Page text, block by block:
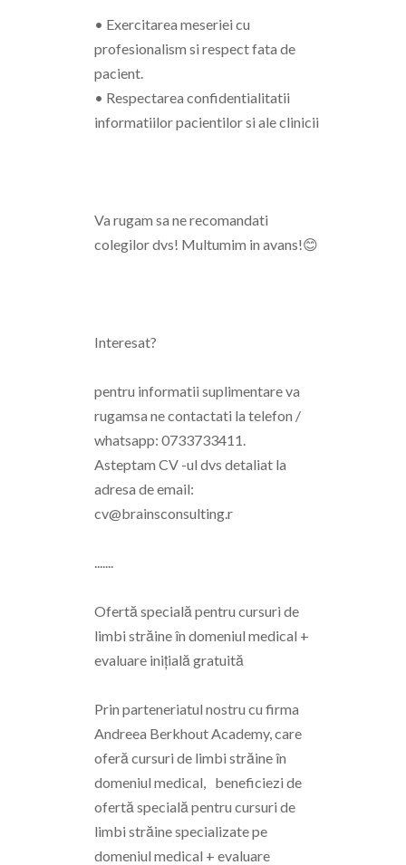
• Exercitarea meseriei cu
profesionalism si respect fata de
pacient.
• Respectarea confidentialitatii
informatiilor pacientilor si ale clinicii
Va rugam sa ne recomandati
colegilor dvs! Multumim in avans!😊
Interesat?
pentru informatii suplimentare va
rugamsa ne contactati la telefon /
whatsapp: 0733733411.
Asteptam CV -ul dvs detaliat la
adresa de email:
cv@brainsconsulting.r
.......
Ofertă specială pentru cursuri de
limbi străine în domeniul medical +
evaluare inițială gratuită
Prin parteneriatul nostru cu firma
Andreea Berkhout Academy, care
oferă cursuri de limbi străine în
domeniul medical, beneficiezi de
ofertă specială pentru cursuri de
limbi străine specializate pe
domeniul medical + evaluare